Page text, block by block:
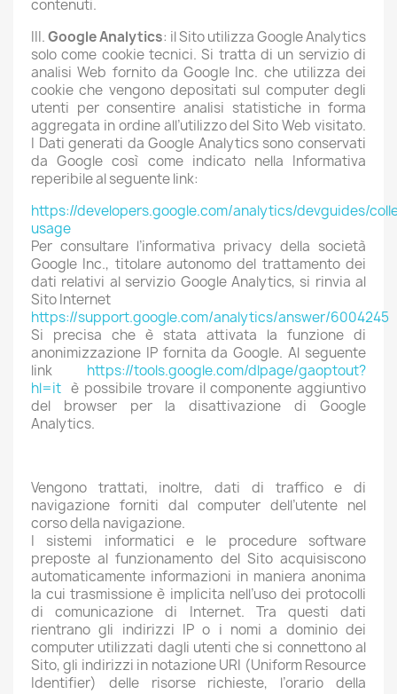
contenuti.
III.Google Analytics: il Sito utilizza Google Analytics
solo come cookie tecnici. Si tratta di un servizio di
analisi Web fornito da Google Inc. che utilizza dei
cookie che vengono depositati sul computer degli
utenti per consentire analisi statistiche in forma
aggregata in ordine all’utilizzo del Sito Web visitato.
I Dati generati da Google Analytics sono conservati
da Google così come indicato nella Informativa
reperibile al seguente link:
https://developers.google.com/analytics/devguides/
usage
Per consultare l’informativa privacy della società
Google Inc., titolare autonomo del trattamento dei
dati relativi al servizio Google Analytics, si rinvia al
Sito Internet
https://support.google.com/analytics/answer/6004245
Si precisa che è stata attivata la funzione di
anonimizzazione IP fornita da Google. Al seguente
link https://tools.google.com/dlpage/gaoptout?
hl=it è possibile trovare il componente aggiuntivo
del browser per la disattivazione di Google
Analytics.
Vengono trattati, inoltre, dati di traffico e di
navigazione forniti dal computer dell’utente nel
corso della navigazione.
I sistemi informatici e le procedure software
preposte al funzionamento del Sito acquisiscono
automaticamente informazioni in maniera anonima
la cui trasmissione è implicita nell’uso dei protocolli
di comunicazione di Internet. Tra questi dati
rientrano gli indirizzi IP o i nomi a dominio dei
computer utilizzati dagli utenti che si connettono al
Sito, gli indirizzi in notazione URI (Uniform Resource
Identifier) delle risorse richieste, l’orario della